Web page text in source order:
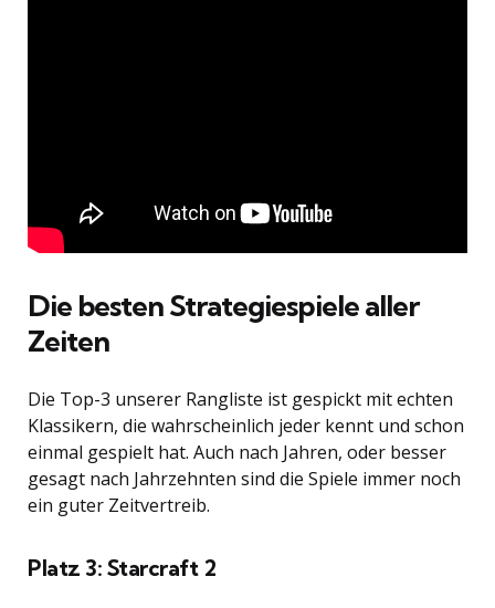
Die besten Strategiespiele aller
Zeiten
Die Top-3 unserer Rangliste ist gespickt mit echten
Klassikern, die wahrscheinlich jeder kennt und schon
einmal gespielt hat. Auch nach Jahren, oder besser
gesagt nach Jahrzehnten sind die Spiele immer noch
ein guter Zeitvertreib.
Platz 3: Starcraft 2